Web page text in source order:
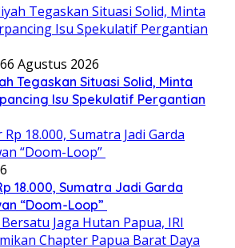
6 Agustus 2026
Tegaskan Situasi Solid, Minta
Isu Spekulatif Pergantian
18.000, Sumatra Jadi Garda
“Doom-Loop”